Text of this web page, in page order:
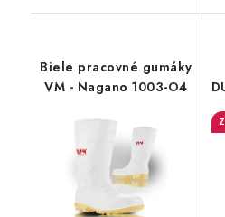
Biele pracovné gumáky
VM - Nagano 1003-O4